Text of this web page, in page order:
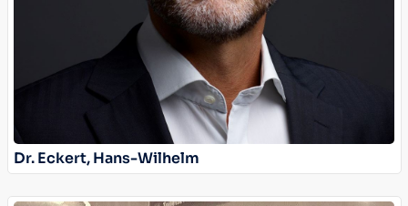
Dr. Eckert, Hans-Wilhelm